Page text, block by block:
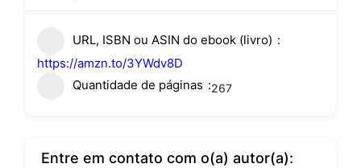
URL, ISBN ou ASIN do ebook (livro)
https://amzn.to/3YWdv8D
Quantidade de páginas
267
Entre em contato com o(a) autor(a):